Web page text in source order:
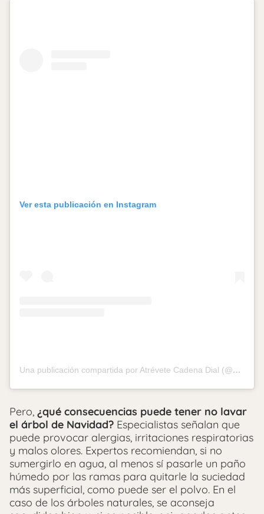
Ver esta publicación en Instagram
Una publicación compartida por Atrévete Cadena Dial (@atrevetedial)
Pero, ¿qué consecuencias puede tener no lavar
el árbol de Navidad? Especialistas señalan que
puede provocar alergias, irritaciones respiratorias
y malos olores. Expertos recomiendan, si no
sumergirlo en agua, al menos sí pasarle un paño
húmedo por las ramas para quitarle la suciedad
más superficial, como puede ser el polvo. En el
caso de los árboles naturales, se aconseja